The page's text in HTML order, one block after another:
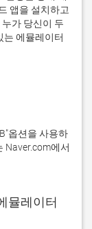
앱을 설치하고
가 당신이 두
는 에뮬레이터
Naver.com에서
뮬레이터